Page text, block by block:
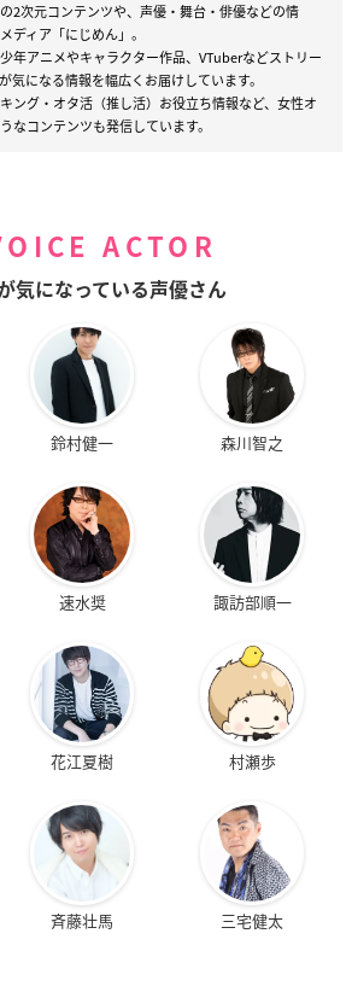
2次元コンテンツや、声優・舞台・俳優などの情
ディア「にじめん」。
年アニメやキャラクター作品、VTuberなどストリー
気になる情報を幅広くお届けしています。
ング・オタ活（推し活）お役立ち情報など、女性オ
なコンテンツも発信しています。
ACTOR
気になっている声優さん
鈴村健一 森川智之
速水奨 諏訪部順一
花江夏樹 村瀬歩
斉藤壮馬 三宅健太